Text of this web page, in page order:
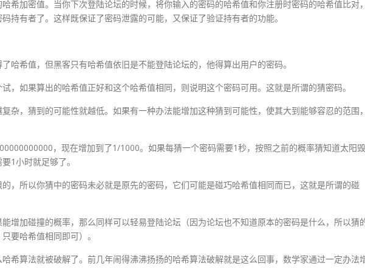
希加密值。当你下次登陆论坛的时候，将你输入的密码的哈希值和你注册时密码的哈希值比对
持有者了。这样既保证了密码泄露的可能，又保证了验证持有者的功能。
哈希值，但黑客只有哈希值依旧是不能登陆论坛的，他得算出用户的密码。
，如果算出的哈希值正好和这个哈希值相同，则说明这个密码可用。这就是所谓的猜密码。
杂，猜到的可能性就越低。如果有一种办法能增加这种猜到可能性，使其大到能够容忍的范围
，现在增加到了1/1000。如果每猜一个密码需要1秒，按照之前的概率猜知道太阳毁
1小时就足够了。
，所以你猜中的密码未必就是原先的密码，它们可能是碰巧哈希值相同而已，这就是所谓的碰
增加碰撞的概率，那么同样可以轻易登陆论坛（因为论坛也不知道原本的密码是什么，所以猜
要哈希值相同即可）。
希算法就被破解了。前几年闹得沸沸扬扬的哈希算法破解就是这么回事，数学家通过一定办法